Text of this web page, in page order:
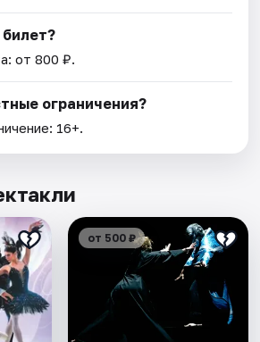
от 800 ₽.
ограничения?
16+.
от 500 ₽